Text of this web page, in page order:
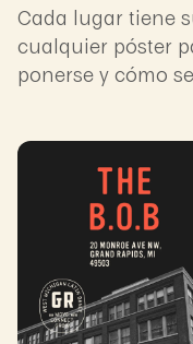
Cada lugar tiene
cualquier póster
ponerse y cómo